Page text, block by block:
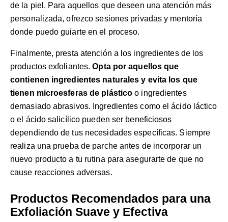
de la piel. Para aquellos que deseen una atención más
personalizada, ofrezcosesiones privadas y mentoría
donde puedo guiarte en el proceso.
Finalmente, presta atención a los ingredientes de los
productos exfoliantes.Opta por aquellos que
contienen ingredientes naturales y evita los que
tienen microesferas de plástico o ingredientes
demasiado abrasivos. Ingredientes como el ácido láctico
o el ácido salicílico pueden ser beneficiosos
dependiendo de tus necesidades específicas. Siempre
realiza una prueba de parche antes de incorporar un
nuevo producto a tu rutina para asegurarte de que no
cause reacciones adversas.
Productos Recomendados para una
Exfoliación Suave y Efectiva